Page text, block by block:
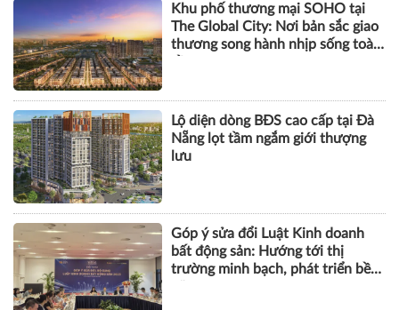
Khu phố thương mại SOHO tại
The Global City: Nơi bản sắc giao
thương song hành nhịp sống toàn
Lộ diện dòng BĐS cao cấp tại Đà
Nẵng lọt tầm ngắm giới thượng
lưu
Góp ý sửa đổi Luật Kinh doanh
bất động sản: Hướng tới thị
trường minh bạch, phát triển bền